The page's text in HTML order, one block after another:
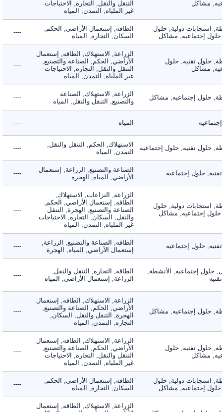
مشاكل
التنقل والنقل, التجاره, الاحتياجات
غير الملباه, التمدن, المياه
استجابات دولية, حلول
إجتماعيه, مشاكل
الطاقه, إستعمال الأراضي, الحكم,
السكان, التجاره, المياه
----
حلول تقنيه, حلول
مشاكل
الزراعة, الاستهلاك, الطاقه, إستعمال
الأراضي, الحكم, الصناعة والتصنيع,
التنقل والنقل, التجاره, الاحتياجات
غير الملباه, التمدن, المياه
----
حلول إجتماعيه, مشاكل
الزراعة, الاستهلاك, الصناعة
والتصنيع, التنقل والنقل, المياه
----
المياه ----
حلول تقنيه, حلول إجتماعيه
الاستهلاك, الحكم, التنقل والنقل,
التمدن, المياه
----
حلول إجتماعيه
الصناعة والتصنيع, الزراعة, إستعمال
الأراضي, المياه, الهجرة
----
استجابات دولية, حلول
إجتماعيه, مشاكل
الزراعة, النزاعات, الاستهلاك,
الطاقه, إستعمال الأراضي, الحكم,
الصناعة والتصنيع, الهجرة, التنقل
والنقل, السكان, التجاره, الاحتياجات
غير الملباه, التمدن, المياه
----
حلول إجتماعيه
الطاقه, الصناعة والتصنيع, الزراعة,
إستعمال الأراضي, المياه, الهجرة
----
إجتماعيه, الأنشطة,
الطاقه, التجاره, التنقل والنقل,
الزراعة, إستعمال الأراضي, المياه
----
حلول إجتماعيه, مشاكل
الزراعة, الاستهلاك, الطاقه, إستعمال
الأراضي, الحكم, الصناعة والتصنيع,
الهجرة, التنقل والنقل, السكان,
التجاره, التمدن, المياه
----
حلول تقنيه, حلول
مشاكل
الزراعة, الاستهلاك, الطاقه, إستعمال
الأراضي, الحكم, الصناعة والتصنيع,
التنقل والنقل, التجاره, الاحتياجات
غير الملباه, التمدن, المياه
----
استجابات دولية, حلول
إجتماعيه, مشاكل
الطاقه, إستعمال الأراضي, الحكم,
السكان, التجاره, المياه
----
الزراعة, الاستهلاك, الطاقه, إستعمال